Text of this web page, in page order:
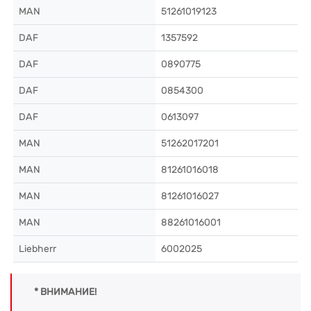
MAN 51261019123
DAF 1357592
DAF 0890775
DAF 0854300
DAF 0613097
MAN 51262017201
MAN 81261016018
MAN 81261016027
MAN 88261016001
Liebherr 6002025
* ВНИМАНИЕ!